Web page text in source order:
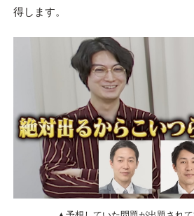
得します。